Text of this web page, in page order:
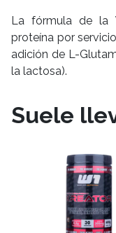
La fórmula de la
proteína por
adición de L-
la lactosa).
Suele